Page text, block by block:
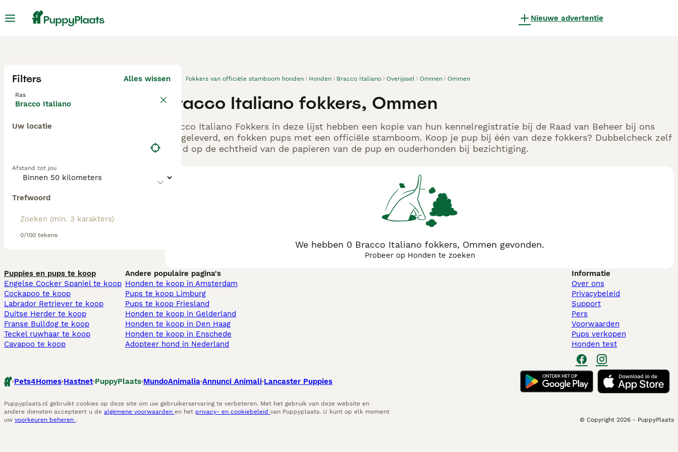
Nieuwe advertentie
Filters Alles wissen
Ras
Bracco Italiano
Uw locatie
Afstand tot jou
Trefwoord
0/100 tekens
Fokkers van officiële stamboom honden Honden Bracco Italiano Overijssel Ommen Ommen
Bracco Italiano fokkers, Ommen
Bracco Italiano Fokkers in deze lijst hebben een kopie van hun kennelregistratie bij de Raad van Beheer bij ons
aangeleverd, en fokken pups met een officiële stamboom. Koop je pup bij één van deze fokkers? Dubbelcheck zelf
altijd op de echtheid van de papieren van de pup en ouderhonden bij bezichtiging.
We hebben 0 Bracco Italiano fokkers, Ommen gevonden.
Probeer op Honden te zoeken
Puppies en pups te koop
Engelse Cocker Spaniel te koop
Cockapoo te koop
Labrador Retriever te koop
Duitse Herder te koop
Franse Bulldog te koop
Teckel ruwhaar te koop
Cavapoo te koop
Andere populaire pagina's
Honden te koop in Amsterdam
Pups te koop Limburg​
Pups te koop Friesland​
Honden te koop in Gelderland
Honden te koop in Den Haag
Honden te koop in Enschede
Adopteer hond in Nederland
Informatie
Over ons
Privacybeleid
Support
Pers
Voorwaarden
Pups verkopen
Honden test
Pets4Homes Hastnet PuppyPlaats MundoAnimalia Annunci Animali Lancaster Puppies
Puppyplaats.nl gebruikt cookies op deze site om uw gebruikerservaring te verbeteren. Met het gebruik van deze website en
andere diensten accepteert u de algemene voorwaarden en het privacy- en cookiebeleid van Puppyplaats. U kunt op elk moment
uw voorkeuren beheren . © Copyright 2026 - PuppyPlaats